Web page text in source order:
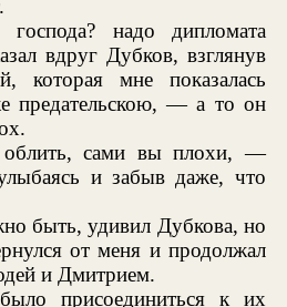
надо дипломата
вдруг Дубков, взглянув
которая мне показалась
предательскою, — а то он
сами вы плохи, —
и забыв даже, что
быть, удивил Дубкова, но
от меня и продолжал
и Дмитрием.
присоединиться к их